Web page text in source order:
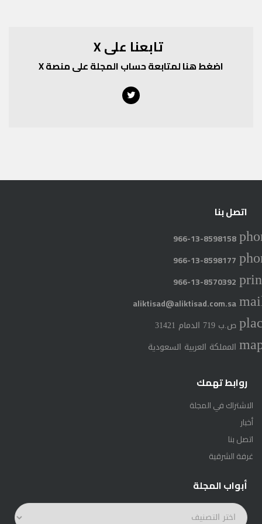
تابعنا على X
اضغط هنا لمتابعة حساب المجلة على منصة X
Twitter
اتصل بنا
966-13-8598158
966-13-8598177
966-13-8570392
aliktisad@aliktisad.com.sa
ص.ب 719 الدمام 31421
المملكة العربية السعودية
روابط تهمك
الاشتراك في المجلة
أخبار
اتصل بنا
غرفة الشرقية
أبواب المجلة
أبواب